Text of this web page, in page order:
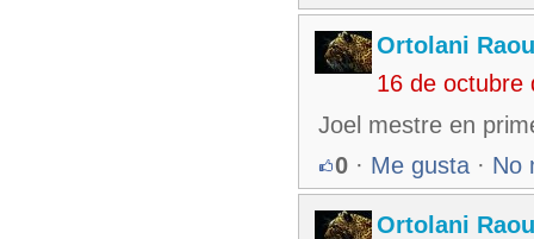
Ortolani
16 de octubre
Joel mestre en
0 · Me gusta · No
Ortolani